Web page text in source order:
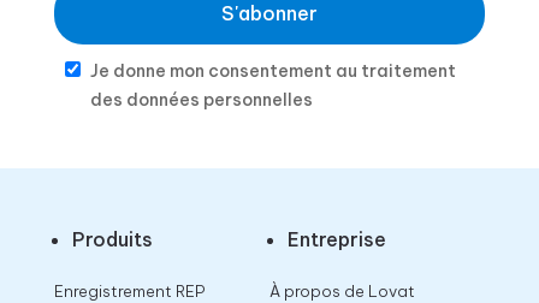
S'abonner
Je donne mon consentement au traitement
des données personnelles
Produits
Enregistrement REP
Entreprise
À propos de Lovat